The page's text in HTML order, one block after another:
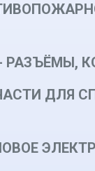
РАЗЪЁМЫ,
ДЛЯ